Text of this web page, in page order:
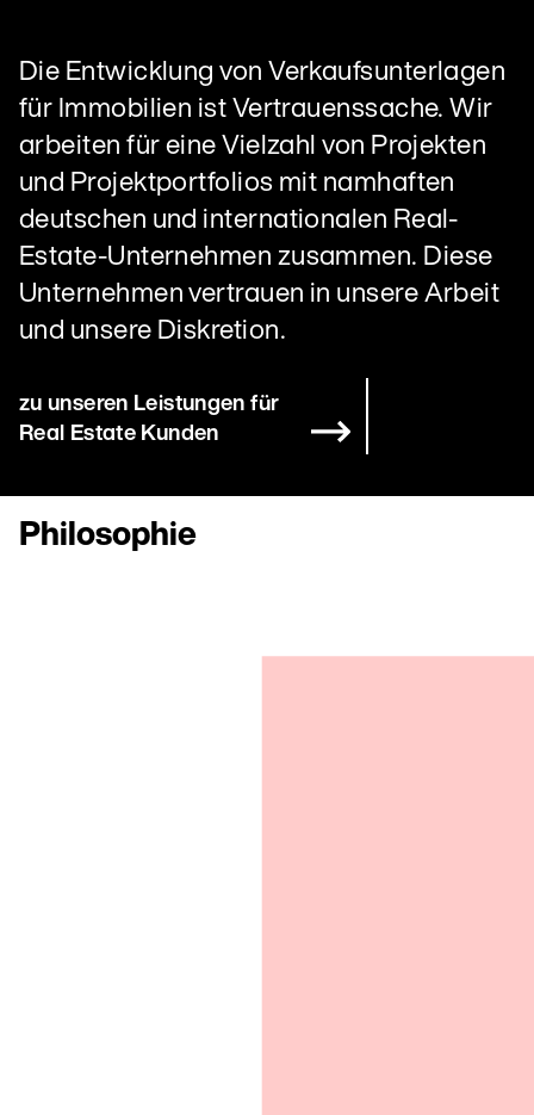
Die Entwicklung von Verkaufsunterlagen
für Immobilien ist Vertrauenssache. Wir
arbeiten für eine Vielzahl von Projekten
und Projektportfolios mit namhaften
deutschen und internationalen Real-
Estate-Unternehmen zusammen. Diese
Unternehmen vertrauen in unsere Arbeit
und unsere Diskretion.
zu unseren Leistungen für
Real Estate Kunden
Philosophie